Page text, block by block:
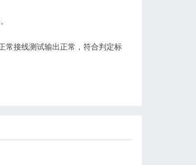
接线测试输出正常，符合判定标